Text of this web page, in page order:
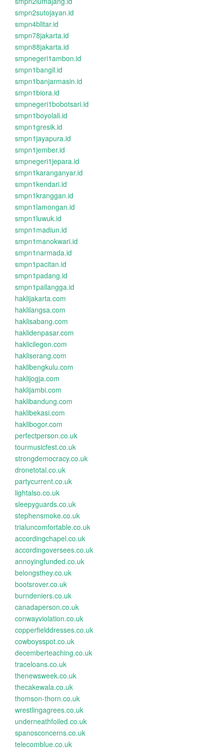
smpn2sutojayan.id
smpn4blitar.id
smpn78jakarta.id
smpn88jakarta.id
smpnegeri1ambon.id
smpn1bangil.id
smpn1banjarmasin.id
smpn1biora.id
smpnegeri1bobotsari.id
smpn1boyolali.id
smpn1gresik.id
smpn1jayapura.id
smpn1jember.id
smpnegeri1jepara.id
smpn1karanganyar.id
smpn1kendari.id
smpn1kranggan.id
smpn1lamongan.id
smpn1luwuk.id
smpn1madiun.id
smpn1manokwari.id
smpn1narmada.id
smpn1pacitan.id
smpn1padang.id
smpn1pailangga.id
haklijakarta.com
haklilangsa.com
haklisabang.com
haklidenpasar.com
haklicilegon.com
hakliserang.com
haklibengkulu.com
haklijogja.com
haklijambi.com
haklibandung.com
haklibekasi.com
haklibogor.com
perfectperson.co.uk
tourmusicfest.co.uk
strongdemocracy.co.uk
dronetotal.co.uk
partycurrent.co.uk
lightalso.co.uk
sleepyguards.co.uk
stephensmoke.co.uk
trialuncomfortable.co.uk
accordingchapel.co.uk
accordingoversees.co.uk
annoyingfunded.co.uk
belongsthey.co.uk
bootsrover.co.uk
burndeniers.co.uk
canadaperson.co.uk
conwayviolation.co.uk
copperfielddresses.co.uk
cowboysspot.co.uk
decemberteaching.co.uk
traceloans.co.uk
thenewsweek.co.uk
thecakewala.co.uk
thomson-thorn.co.uk
wrestlingagrees.co.uk
underneathfoiled.co.uk
spanosconcerns.co.uk
telecomblue.co.uk